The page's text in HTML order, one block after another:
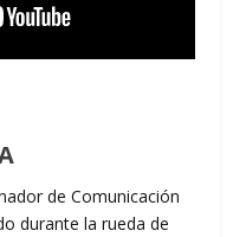
de Comunicación
durante la rueda de